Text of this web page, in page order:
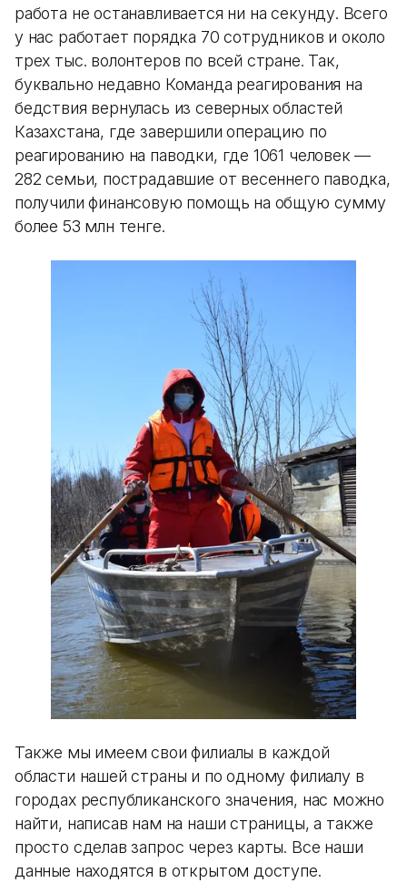
работа не останавливается ни на секунду. Всего
у нас работает порядка 70 сотрудников и около
трех тыс. волонтеров по всей стране. Так,
буквально недавно Команда реагирования на
бедствия вернулась из северных областей
Казахстана, где завершили операцию по
реагированию на паводки, где 1061 человек —
282 семьи, пострадавшие от весеннего паводка,
получили финансовую помощь на общую сумму
более 53 млн тенге.
Также мы имеем свои филиалы в каждой
области нашей страны и по одному филиалу в
городах республиканского значения, нас можно
найти, написав нам на наши страницы, а также
просто сделав запрос через карты. Все наши
данные находятся в открытом доступе.